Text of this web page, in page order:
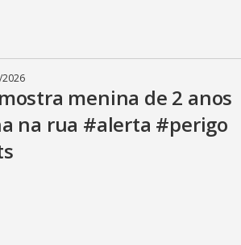
menina de 2 anos
na rua #alerta #perigo